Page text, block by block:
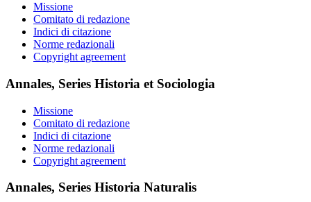
Missione
Comitato di redazione
Indici di citazione
Norme redazionali
Copyright agreement
Annales, Series Historia et Sociologia
Missione
Comitato di redazione
Indici di citazione
Norme redazionali
Copyright agreement
Annales, Series Historia Naturalis